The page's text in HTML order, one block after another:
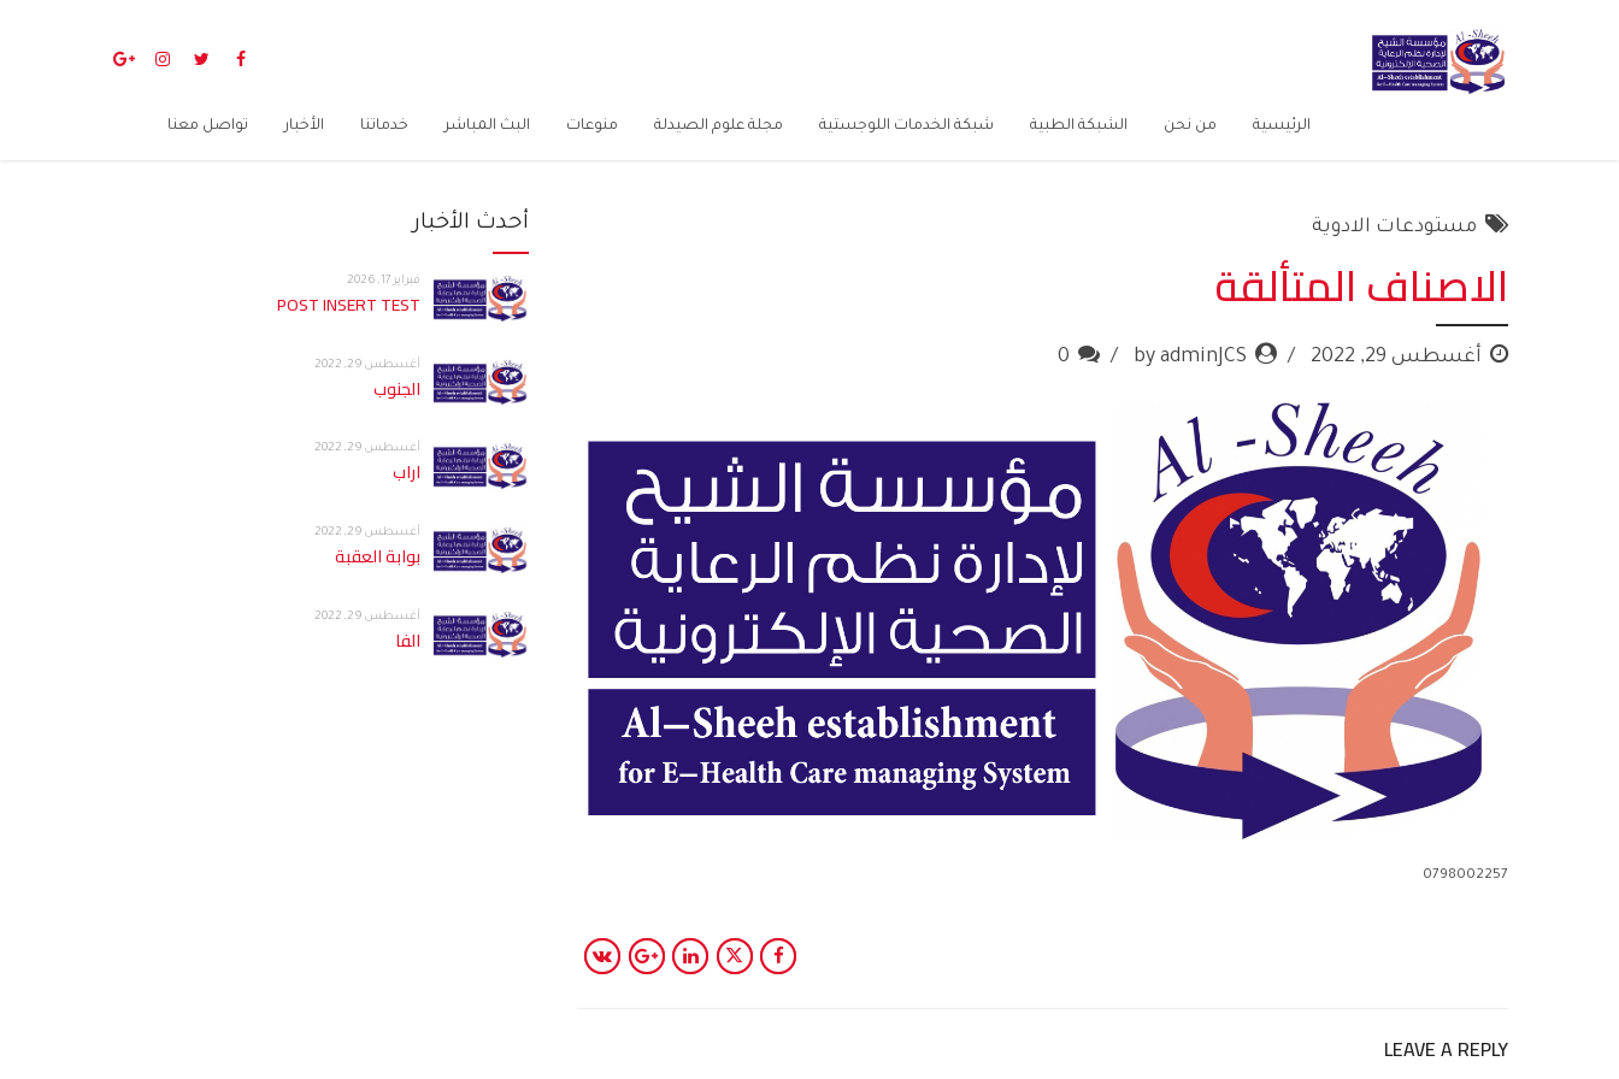
الرئيسية من نحن الشبكة الطبية شبكة الخدمات اللوجستية مجلة علوم الصيدلة منوعات البث المباشر خدماتنا الأخبار تواصل معنا
مستودعات الادوية
الاصناف المتألقة
أغسطس 29, 2022 by adminJCS
0
0798002257
LEAVE A REPLY
أحدث الأخبار
فبراير 17, 2026
POST INSERT TEST
أغسطس 29, 2022
الجنوب
أغسطس 29, 2022
اراب
أغسطس 29, 2022
بوابة العقبة
أغسطس 29, 2022
الفا